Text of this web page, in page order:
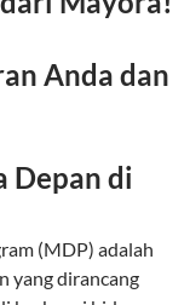
Anda dan
Depan di
(MDP) adalah
yang dirancang